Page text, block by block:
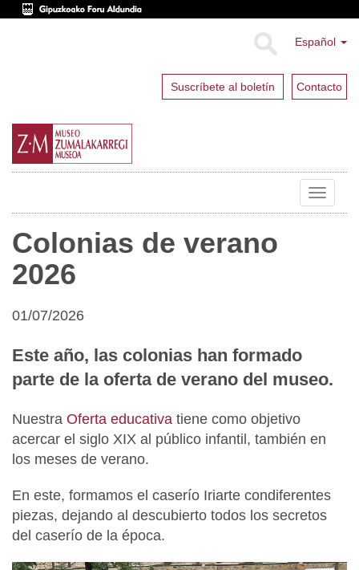
Español
Suscríbete al boletín Contacto
Toggle
Colonias de verano
2026
01/07/2026
Este año, las colonias han formado
parte de la oferta de verano del museo.
Nuestra Oferta educativa tiene como objetivo
acercar el siglo XIX al público infantil, también en
los meses de verano.
En este, formamos el caserío Iriarte condiferentes
piezas, dejando al descubierto todos los secretos
del caserío de la época.